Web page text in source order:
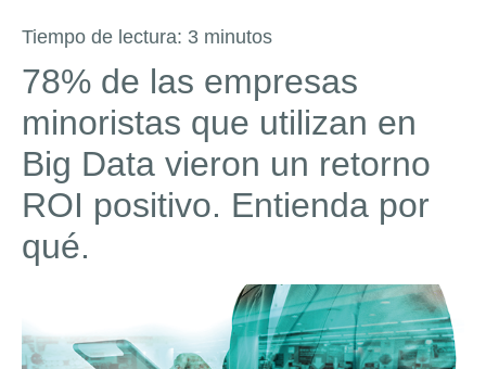
Tiempo de lectura: 3 minutos
78% de las empresas
minoristas que utilizan en
Big Data vieron un retorno
ROI positivo. Entienda por
qué.